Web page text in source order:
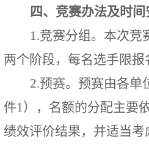
四、竞赛办法及时间
1.竞赛分组。本次竞
两个阶段，每名选手限报
2.预赛。预赛由各单
件1），名额的分配主要
绩效评价结果，并适当